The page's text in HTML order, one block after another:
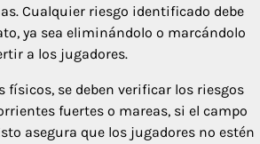
Cualquier riesgo identificado debe
ya sea eliminándolo o marcándolo
a los jugadores.
físicos, se deben verificar los riesgos
fuertes o mareas, si el campo
asegura que los jugadores no estén